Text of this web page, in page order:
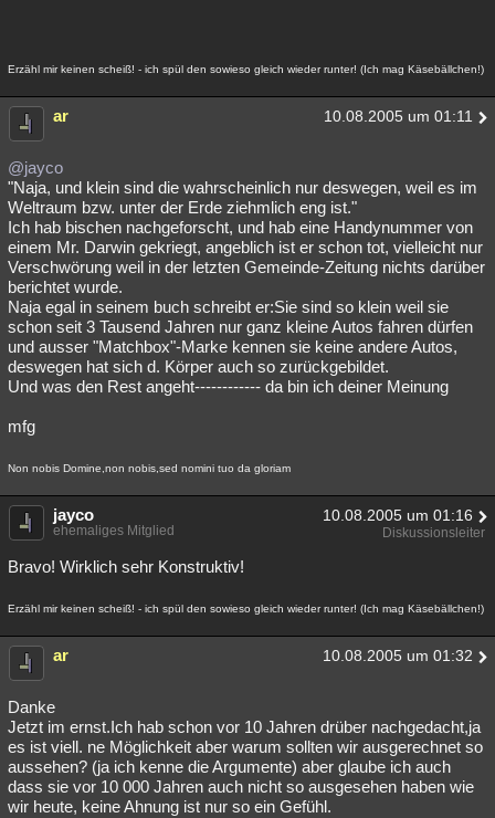
Erzähl mir keinen scheiß! - ich spül den sowieso gleich wieder runter! (Ich mag Käsebällchen!)
ar 10.08.2005 um 01:11
@jayco
"Naja, und klein sind die wahrscheinlich nur deswegen, weil es im
Weltraum bzw. unter der Erde ziehmlich eng ist."
Ich hab bischen nachgeforscht, und hab eine Handynummer von
einem Mr. Darwin gekriegt, angeblich ist er schon tot, vielleicht nur
Verschwörung weil in der letzten Gemeinde-Zeitung nichts darüber
berichtet wurde.
Naja egal in seinem buch schreibt er:Sie sind so klein weil sie
schon seit 3 Tausend Jahren nur ganz kleine Autos fahren dürfen
und ausser "Matchbox"-Marke kennen sie keine andere Autos,
deswegen hat sich d. Körper auch so zurückgebildet.
Und was den Rest angeht------------ da bin ich deiner Meinung
mfg
Non nobis Domine,non nobis,sed nomini tuo da gloriam
jayco 10.08.2005 um 01:16
ehemaliges Mitglied Diskussionsleiter
Bravo! Wirklich sehr Konstruktiv!
Erzähl mir keinen scheiß! - ich spül den sowieso gleich wieder runter! (Ich mag Käsebällchen!)
ar 10.08.2005 um 01:32
Danke
Jetzt im ernst.Ich hab schon vor 10 Jahren drüber nachgedacht,ja
es ist viell. ne Möglichkeit aber warum sollten wir ausgerechnet so
aussehen? (ja ich kenne die Argumente) aber glaube ich auch
dass sie vor 10 000 Jahren auch nicht so ausgesehen haben wie
wir heute, keine Ahnung ist nur so ein Gefühl.